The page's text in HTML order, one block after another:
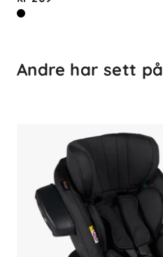
Andre har sett på